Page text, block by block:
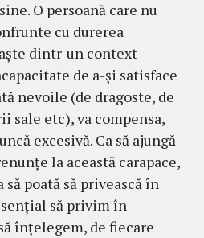
O persoană care nu
cu durerea
dintr-un context
de a-şi satisface
nevoile (de dragoste, de
sale etc), va compensa,
excesivă. Ca să ajungă
la această carapace,
să poată să privească în
să privim în
înțelegem, de fiecare